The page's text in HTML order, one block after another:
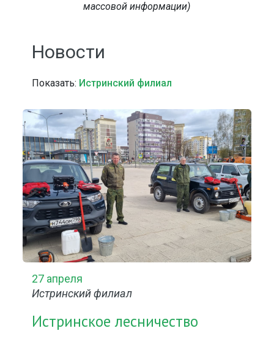
массовой информации)
Новости
Показать: Истринский филиал
27 апреля
Истринский филиал
Истринское лесничество